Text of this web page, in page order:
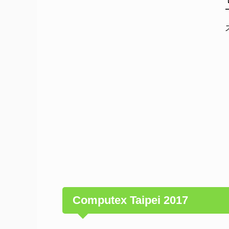
Computex Taipei 2017